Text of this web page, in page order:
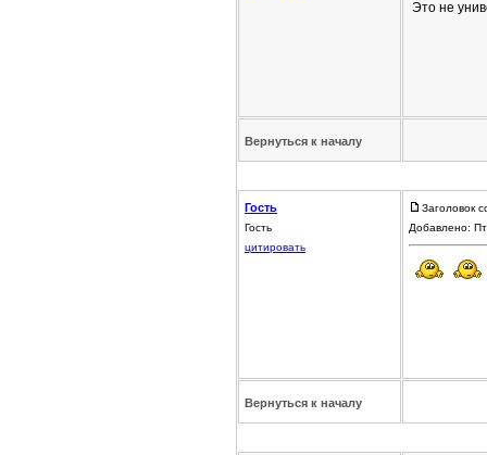
Это не
Вернуться к началу
Гость
Гость
цитировать
Заголовок
Добавлено:
Вернуться к началу